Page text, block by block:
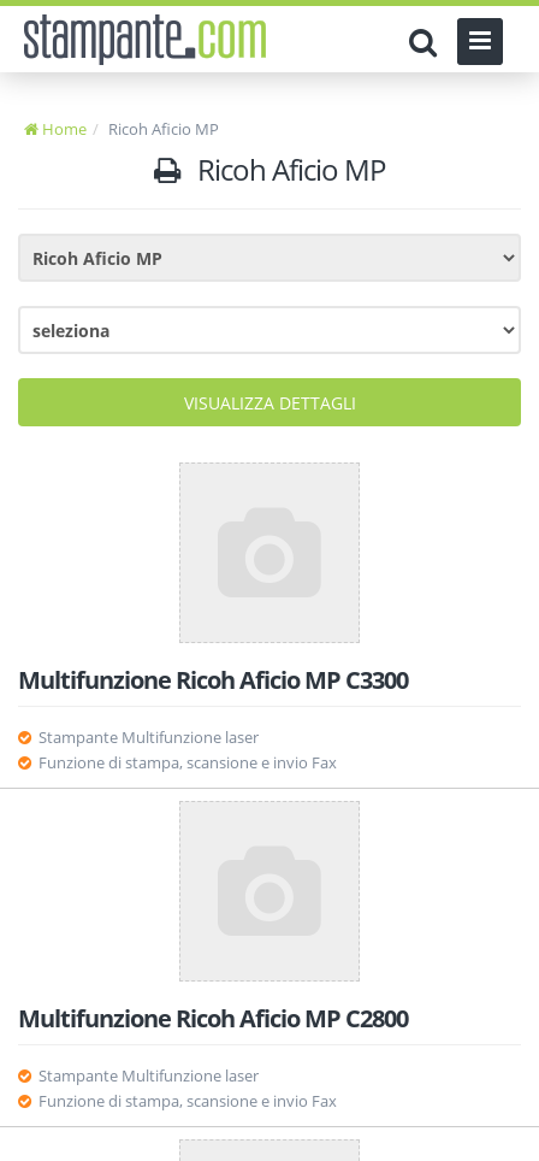
Home Ricoh Aficio MP
Ricoh Aficio MP
VISUALIZZA DETTAGLI
Multifunzione Ricoh Aficio MP C3300
Stampante Multifunzione laser
Funzione di stampa, scansione e invio Fax
Multifunzione Ricoh Aficio MP C2800
Stampante Multifunzione laser
Funzione di stampa, scansione e invio Fax